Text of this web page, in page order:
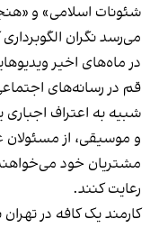
شئونات اسلامی» و
می‌رسد نگران
در ماه‌های اخیر
قم در رسانه‌های
شبیه به اعتراف
و موسیقی، از مسئولان
مشتریان خود
رعایت کنند.
کارمند یک کافه در